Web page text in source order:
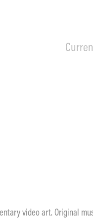
video art. Original